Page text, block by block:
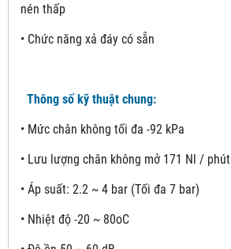
nén thấp
• Chức năng xả đáy có sẵn
Thông số kỹ thuật chung:
• Mức chân không tối đa -92 kPa
• Lưu lượng chân không mở 171 Nl / phút
• Áp suất: 2.2 ~ 4 bar (Tối đa 7 bar)
• Nhiệt độ -20 ~ 80oC